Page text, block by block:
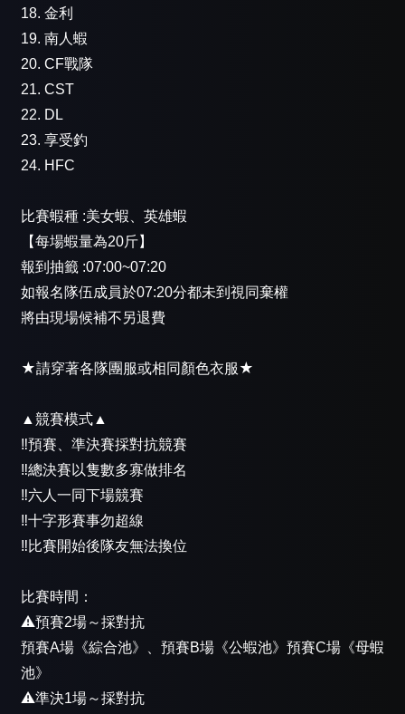
18. 金利
19. 南人蝦
20. CF戰隊
21. CST
22. DL
23. 享受釣
24. HFC
比賽蝦種 :美女蝦、英雄蝦
【每場蝦量為20斤】
報到抽籤 :07:00~07:20
如報名隊伍成員於07:20分都未到視同棄權
將由現場候補不另退費
★請穿著各隊團服或相同顏色衣服★
▲競賽模式▲
‼️預賽、準決賽採對抗競賽
‼️總決賽以隻數多寡做排名
‼️六人一同下場競賽
‼️十字形賽事勿超線
‼️比賽開始後隊友無法換位
比賽時間：
⚠️預賽2場～採對抗
預賽A場《綜合池》、預賽B場《公蝦池》預賽C場《母蝦
池》
⚠️準決1場～採對抗